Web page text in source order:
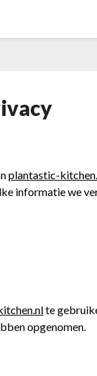
plantastic-
informatie we
te
opgenomen.